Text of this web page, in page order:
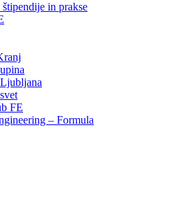
in prakse
FE
– Formula